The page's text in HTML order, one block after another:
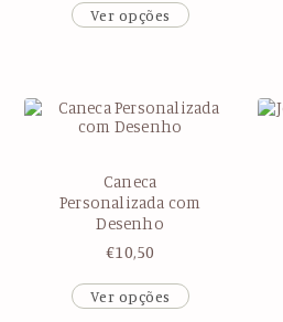
Ver opções
Caneca
Personalizada com
Desenho
€10,50
Ver opções